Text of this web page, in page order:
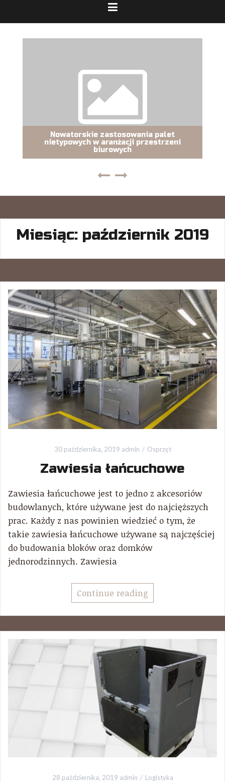
Nowatorskie zastosowania palet
nietypowych w aranżacji przestrzeni
biurowych
Miesiąc: październik 2019
30 października, 2019 admin Osprzęt
Zawiesia łańcuchowe
Zawiesia łańcuchowe jest to jedno z akcesoriów
budowlanych, które używane jest do najcięższych
prac. Każdy z nas powinien wiedzieć o tym, że
takie zawiesia łańcuchowe używane są najczęściej
do budowania bloków oraz domków
jednorodzinnych. Zawiesia
Continue reading
28 października, 2019 admin Logistyka